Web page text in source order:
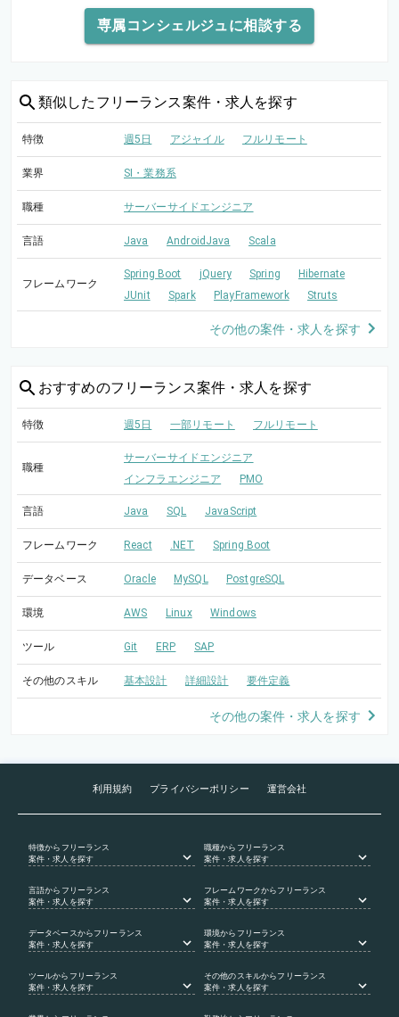
専属コンシェルジュに相談する
類似した フリーランス案件・求人を探す
特徴 週5日 アジャイル フルリモート
業界 SI・業務系
職種 サーバーサイドエンジニア
言語 Java AndroidJava Scala
フレームワーク
Spring Boot jQuery Spring
Hibernate
JUnit
Spark PlayFramework Struts
その他の案件・求人を探す
おすすめのフリーランス案件・求人を探す
特徴 週5日 一部リモート フルリモート
職種
サーバーサイドエンジニア
インフラエンジニア
PMO
言語 Java SQL JavaScript
フレームワーク React .NET Spring Boot
データベース Oracle MySQL PostgreSQL
環境 AWS Linux Windows
ツール Git ERP SAP
その他のスキル 基本設計 詳細設計 要件定義
その他の案件・求人を探す
利用規約 プライバシーポリシー 運営会社
特徴からフリーランス
案件・求人を探す
職種からフリーランス
案件・求人を探す
言語からフリーランス
案件・求人を探す
フレームワークからフリーランス
案件・求人を探す
データベース からフリーランス
案件・求人を探す
環境からフリーランス
案件・求人を探す
ツールからフリーランス
案件・求人を探す
その他のスキルからフリーランス
案件・求人を探す